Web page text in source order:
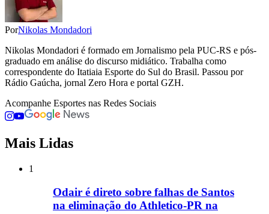
PorNikolas Mondadori
Nikolas Mondadori é formado em Jornalismo pela PUC-RS e pós-
graduado em análise do discurso midiático. Trabalha como
correspondente do Itatiaia Esporte do Sul do Brasil. Passou por
Rádio Gaúcha, jornal Zero Hora e portal GZH.
Acompanhe Esportes nas Redes Sociais
Mais Lidas
1
Odair é direto sobre falhas de Santos
na eliminação do Athletico-PR na